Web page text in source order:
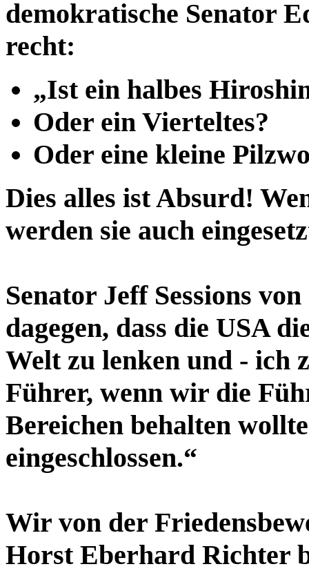
demokratische Senator
recht:
„Ist ein halbes
Oder ein Vierteltes?
Oder eine kleine
Dies alles ist Absurd!
werden sie auch
Senator Jeff Sessions
dagegen, dass die USA
Welt zu lenken und - ich
Führer, wenn wir die
Bereichen behalten
eingeschlossen.“
Wir von der
Horst Eberhard Richter